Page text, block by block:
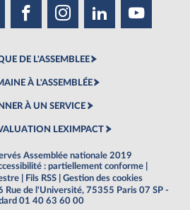
DE L'ASSEMBLEE
À L'ASSEMBLÉE
À UN SERVICE
LEXIMPACT
Assemblée nationale 2019
: partiellement conforme
Fils RSS
Gestion des cookies
Rue de l'Université, 75355 Paris 07 SP -
01 40 63 60 00